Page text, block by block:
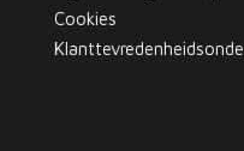
Cookies